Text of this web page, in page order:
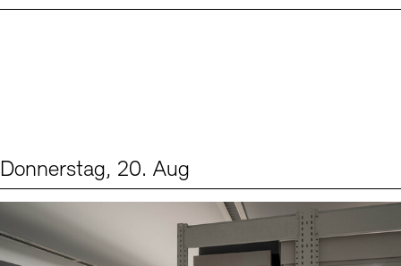
Donnerstag, 20. Aug